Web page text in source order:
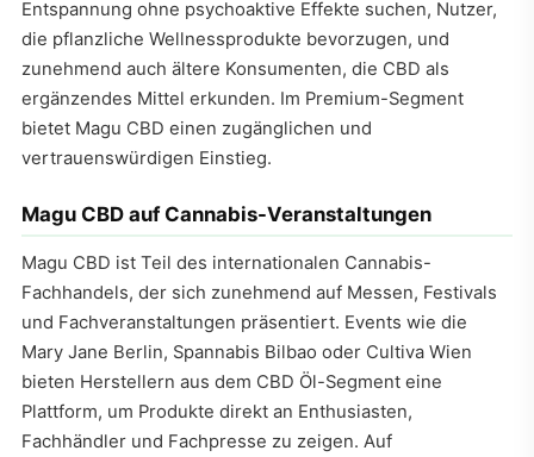
Entspannung ohne psychoaktive Effekte suchen, Nutzer,
die pflanzliche Wellnessprodukte bevorzugen, und
zunehmend auch ältere Konsumenten, die CBD als
ergänzendes Mittel erkunden. Im Premium-Segment
bietet Magu CBD einen zugänglichen und
vertrauenswürdigen Einstieg.
Magu CBD auf Cannabis-Veranstaltungen
Magu CBD ist Teil des internationalen Cannabis-
Fachhandels, der sich zunehmend auf Messen, Festivals
und Fachveranstaltungen präsentiert. Events wie die
Mary Jane Berlin, Spannabis Bilbao oder Cultiva Wien
bieten Herstellern aus dem CBD Öl-Segment eine
Plattform, um Produkte direkt an Enthusiasten,
Fachhändler und Fachpresse zu zeigen. Auf